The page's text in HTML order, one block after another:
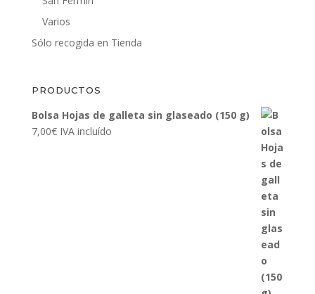
Varios
Sólo recogida en Tienda
PRODUCTOS
Bolsa Hojas de galleta sin glaseado (150 g)
7,00€ IVA incluído